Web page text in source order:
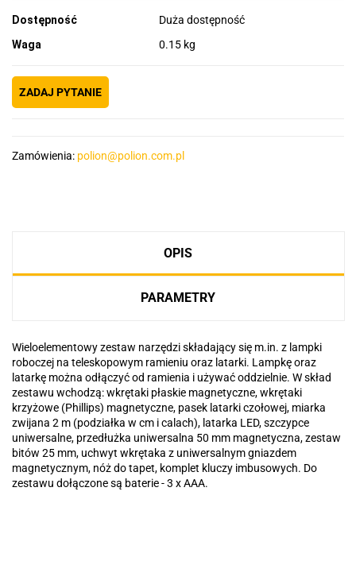
Dostępność
Duża dostępność
Waga
0.15 kg
ZADAJ PYTANIE
Zamówienia: polion@polion.com.pl
OPIS
PARAMETRY
Wieloelementowy zestaw narzędzi składający się m.in. z lampki
roboczej na teleskopowym ramieniu oraz latarki. Lampkę oraz
latarkę można odłączyć od ramienia i używać oddzielnie. W skład
zestawu wchodzą: wkrętaki płaskie magnetyczne, wkrętaki
krzyżowe (Phillips) magnetyczne, pasek latarki czołowej, miarka
zwijana 2 m (podziałka w cm i calach), latarka LED, szczypce
uniwersalne, przedłużka uniwersalna 50 mm magnetyczna, zestaw
bitów 25 mm, uchwyt wkrętaka z uniwersalnym gniazdem
magnetycznym, nóż do tapet, komplet kluczy imbusowych. Do
zestawu dołączone są baterie - 3 x AAA.